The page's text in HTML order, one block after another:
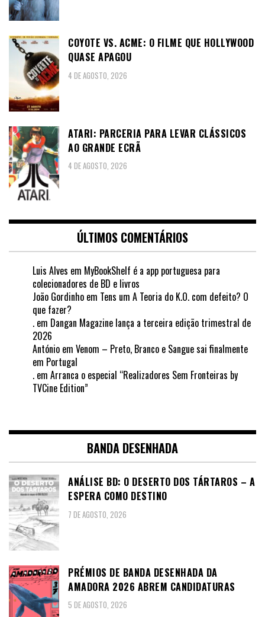
COYOTE VS. ACME: O FILME QUE HOLLYWOOD
QUASE APAGOU
4 DE AGOSTO, 2026
ATARI: PARCERIA PARA LEVAR CLÁSSICOS
AO GRANDE ECRÃ
4 DE AGOSTO, 2026
ÚLTIMOS COMENTÁRIOS
Luis Alves em MyBookShelf é a app portuguesa para
colecionadores de BD e livros
João Gordinho em Tens um A Teoria do K.O. com defeito? O
que fazer?
. em Dangan Magazine lança a terceira edição trimestral de
2026
António em Venom – Preto, Branco e Sangue sai finalmente
em Portugal
. em Arranca o especial “Realizadores Sem Fronteiras by
TVCine Edition”
BANDA DESENHADA
ANÁLISE BD: O DESERTO DOS TÁRTAROS – A
ESPERA COMO DESTINO
7 DE AGOSTO, 2026
PRÉMIOS DE BANDA DESENHADA DA
AMADORA 2026 ABREM CANDIDATURAS
5 DE AGOSTO, 2026